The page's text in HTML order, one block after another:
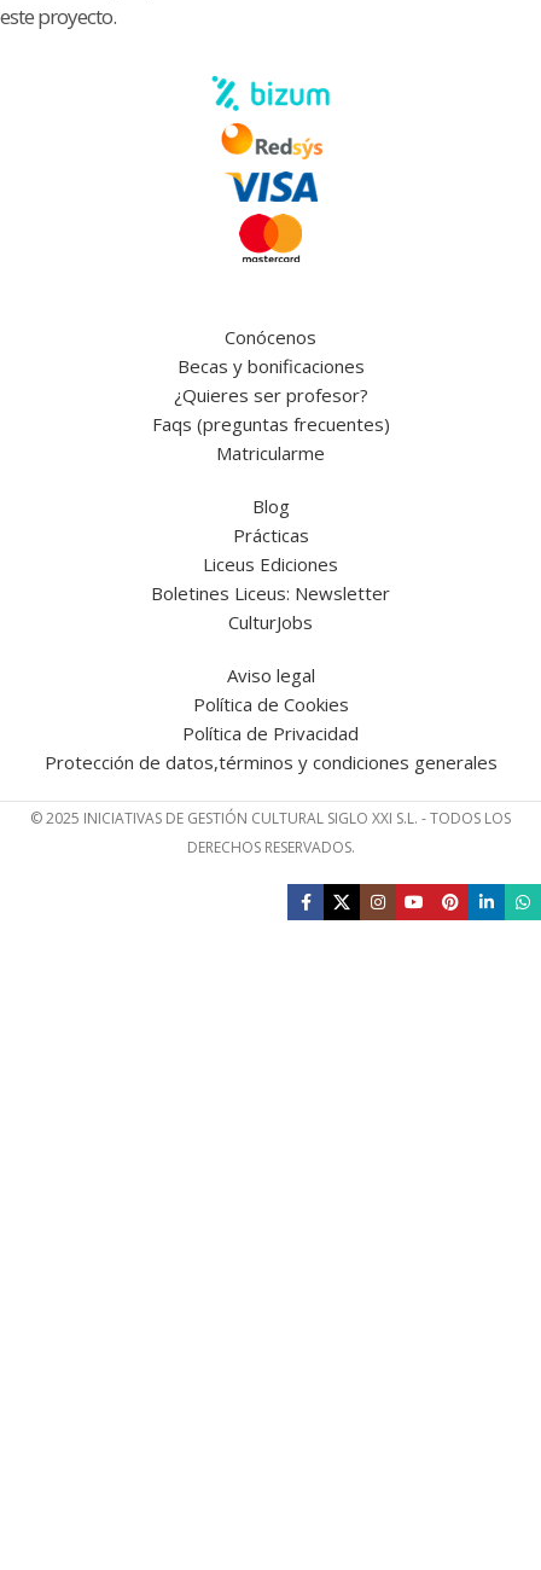
este proyecto.
Conócenos
Becas y bonificaciones
¿Quieres ser profesor?
Faqs (preguntas frecuentes)
Matricularme
Blog
Prácticas
Liceus Ediciones
Boletines Liceus: Newsletter
CulturJobs
Aviso legal
Política de Cookies
Política de Privacidad
Protección de datos,términos y condiciones generales
© 2025 INICIATIVAS DE GESTIÓN CULTURAL SIGLO XXI S.L. - TODOS LOS
DERECHOS RESERVADOS.